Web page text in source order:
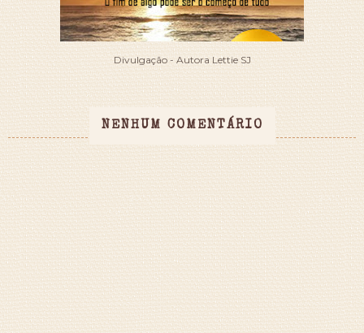
Divulgação - Autora Lettie SJ
NENHUM COMENTÁRIO